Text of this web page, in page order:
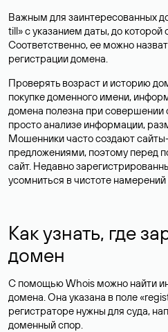
Важным для заинтересованных
till» с указанием даты, до которой
Соответственно, ее можно
регистрации домена.
Проверять возраст и историю
покупке доменного имени,
домена полезна при совершении
просто анализе информации,
Мошенники часто создают
предложениями, поэтому перед
сайт. Недавно
усомниться в чистоте
Как узнать, где
домен
С помощью Whois можно найти
домена. Она указана в поле
регистраторе нужны для суда,
доменный спор.